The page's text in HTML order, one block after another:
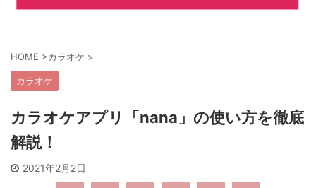
HOME >カラオケ >
カラオケ
カラオケアプリ「nana」の使い方を徹底
解説！
2021年2月2日